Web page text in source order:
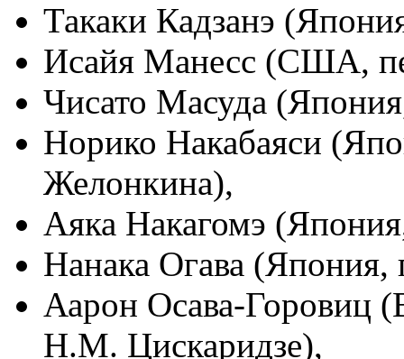
Такаки Кадзанэ
Исайя Манесс (США,
Чисато Масуда
Норико Накабаяси
Желонкина),
Аяка Накагомэ
Нанака Огава (Япония,
Аарон Осава-Горовиц
Н.М. Цискаридзе),